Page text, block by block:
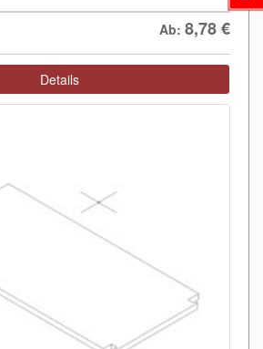
Ab: 8,78€
Details